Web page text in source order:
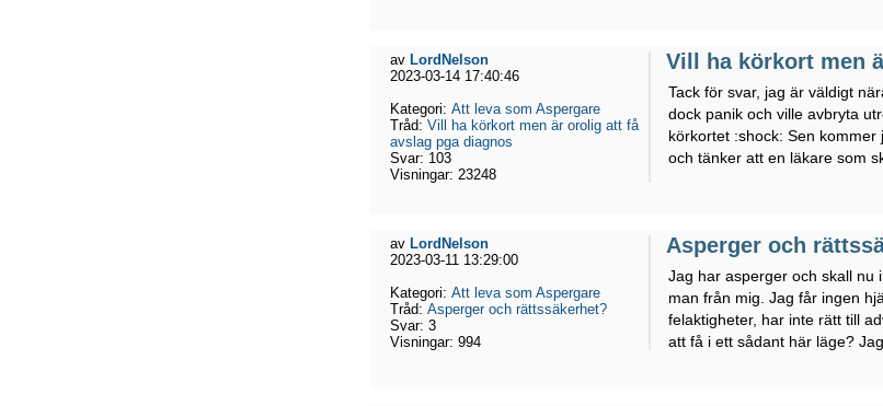
Vill ha körkort men
Tack för svar, jag är väldigt
dock panik och ville avbryta
körkortet :shock: Sen
och tänker att en läkare som
av LordNelson
2023-03-14 17:40:46
Kategori: Att leva som Aspergare
Tråd: Vill ha körkort men är orolig att få
avslag pga diagnos
Svar: 103
Visningar: 23248
Asperger och
Jag har asperger och skall nu
man från mig. Jag får ingen
felaktigheter, har inte rätt till
att få i ett sådant här läge? Jag
av LordNelson
2023-03-11 13:29:00
Kategori: Att leva som Aspergare
Tråd: Asperger och rättssäkerhet?
Svar: 3
Visningar: 994